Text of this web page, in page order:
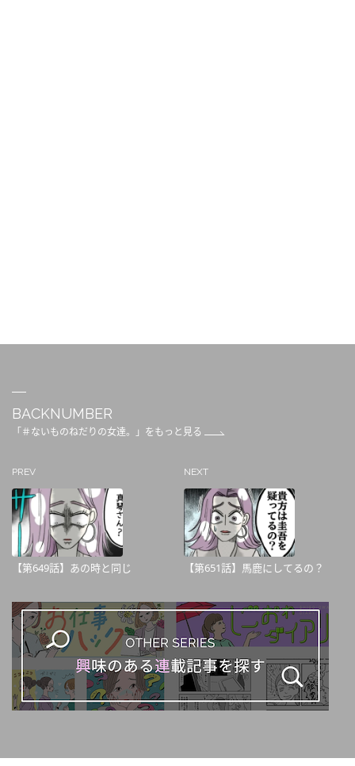
BACKNUMBER
「＃ないものねだりの女達。」をもっと見る
PREV
【第649話】あの時と同じ
NEXT
【第651話】馬鹿にしてるの？